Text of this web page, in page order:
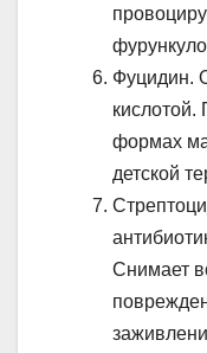
Фуцидин.
кислотой.
формах
детской
Снимает